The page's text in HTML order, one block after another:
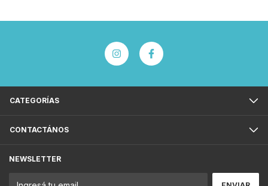
CATEGORÍAS
CONTACTÁNOS
NEWSLETTER